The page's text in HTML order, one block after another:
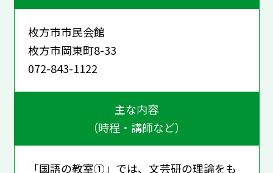
枚方市市民会館
枚方市岡東町8-33
072-843-1122
主な内容
（時程・講師など）
「国語の教室①」では、文芸研の理論をも